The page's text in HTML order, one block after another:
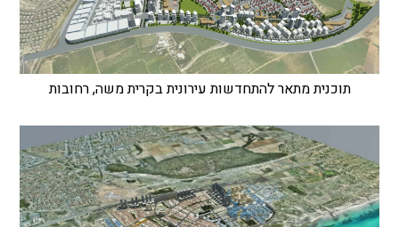
תוכנית מתאר להתחדשות עירונית בקרית משה, רחובות